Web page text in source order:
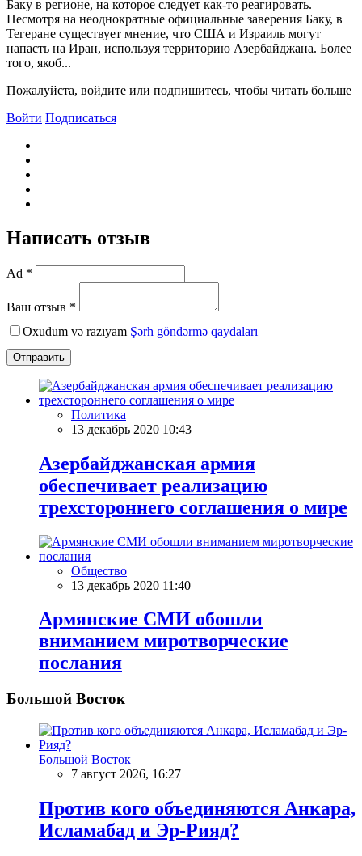
Баку в регионе, на которое следует как-то реагировать.
Несмотря на неоднократные официальные заверения Баку, в
Тегеране существует мнение, что США и Израиль могут
напасть на Иран, используя территорию Азербайджана. Более
того, якоб...
Пожалуйста, войдите или подпишитесь, чтобы читать больше
Войти Подписаться
Написать отзыв
Ad *
Ваш отзыв *
Oxudum və razıyam Şərh göndərmə qaydaları
Отправить
Политика
13 декабрь 2020 10:43
Азербайджанская армия
обеспечивает реализацию
трехстороннего соглашения о мире
Общество
13 декабрь 2020 11:40
Армянские СМИ обошли
вниманием миротворческие
послания
Большой Восток
Большой Восток
7 август 2026, 16:27
Против кого объединяются Анкара,
Исламабад и Эр-Рияд?